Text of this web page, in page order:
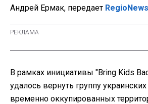
Андрей Ермак, передает RegioNews
В рамках инициативы "Bring Kids
удалось вернуть группу
временно оккупированных